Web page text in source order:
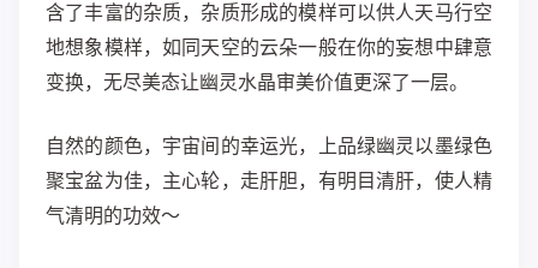
含了丰富的杂质，杂质形成的模样可以供人天马行空
地想象模样，如同天空的云朵一般在你的妄想中肆意
变换，无尽美态让幽灵水晶审美价值更深了一层。 ​
自然的颜色，宇宙间的幸运光，上品绿幽灵以墨绿色
聚宝盆为佳，主心轮，走肝胆，有明目清肝，使人精
气清明的功效～